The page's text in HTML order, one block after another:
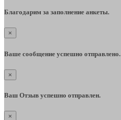
Благодарим за заполнение анкеты.
×
Ваше сообщение успешно отправлено.
×
Ваш Отзыв успешно отправлен.
×